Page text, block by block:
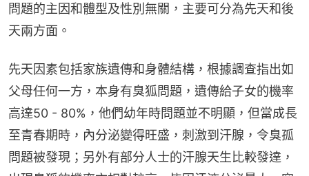
問題的主因和體型及性別無關，主要可分為先天和後
天兩方面。
先天因素包括家族遺傳和身體結構，根據調查指出如
父母任何一方，本身有臭狐問題，遺傳給子女的機率
高達50 - 80%，他們幼年時問題並不明顯，但當成長
至青春期時，內分泌變得旺盛，刺激到汗腺，令臭孤
問題被發現；另外有部分人士的汗腺天生比較發達，